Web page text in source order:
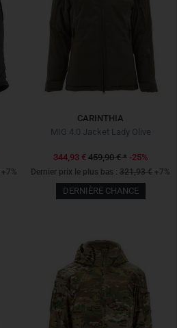
+7%
CARINTHIA
MIG 4.0 Jacket Lady Olive
344,93 € 459,90 €* -25%
Dernier prix le plus bas : 321,93 € +7%
DERNIÈRE CHANCE